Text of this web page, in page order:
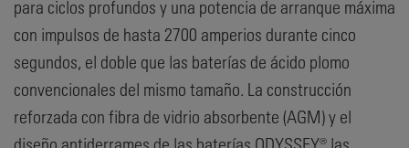
para ciclos profundos y una potencia de arranque máxima
con impulsos de hasta 2700 amperios durante cinco
segundos, el doble que las baterías de ácido plomo
convencionales del mismo tamaño. La construcción
reforzada con fibra de vidrio absorbente (AGM) y el
diseño antiderrames de las baterías ODYSSEY® las